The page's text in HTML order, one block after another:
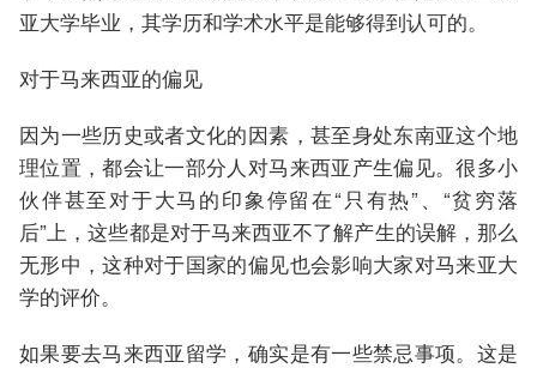
亚大学毕业，其学历和学术水平是能够得到认可的。
对于马来西亚的偏见
因为一些历史或者文化的因素，甚至身处东南亚这个地
理位置，都会让一部分人对马来西亚产生偏见。很多小
伙伴甚至对于大马的印象停留在“只有热”、“贫穷落
后”上，这些都是对于马来西亚不了解产生的误解，那么
无形中，这种对于国家的偏见也会影响大家对马来亚大
学的评价。
如果要去马来西亚留学，确实是有一些禁忌事项。这是